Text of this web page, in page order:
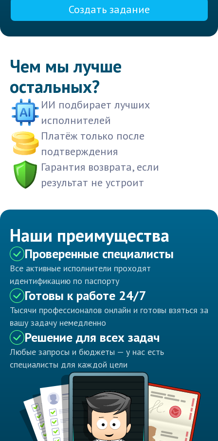
Создать задание
Чем мы лучше
остальных?
ИИ подбирает лучших
исполнителей
Платёж только после
подтверждения
Гарантия возврата, если
результат не устроит
Наши преимущества
Проверенные специалисты
Все активные исполнители проходят
идентификацию по паспорту
Готовы к работе 24/7
Тысячи профессионалов онлайн и готовы взяться за
вашу задачу немедленно
Решение для всех задач
Любые запросы и бюджеты — у нас есть
специалисты для каждой цели